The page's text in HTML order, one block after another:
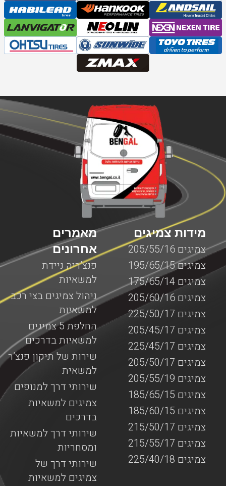
מאמרים
אחרונים
פנצ’ריה ניידת
למשאיות
ניהול צמיגים בצי רכב
למשאיות
החלפת 5 צמיגים
למשאיות בדרכים
שירות של תיקון פנצ’ר
למשאית
שירותי דרך למנופים
צמיגים למשאיות
בדרכים
שירותי דרך למשאיות
ומסחריות
שירותי דרך של
צמיגים למשאיות
מידות צמיגים
צמיגים 205/55/16
צמיגים 195/65/15
צמיגים 175/65/14
צמיגים 205/60/16
צמיגים 225/50/17
צמיגים 205/45/17
צמיגים 225/45/17
צמיגים 205/50/17
צמיגים 205/55/19
צמיגים 185/65/15
צמיגים 185/60/15
צמיגים 215/50/17
צמיגים 215/55/17
צמיגים 225/40/18